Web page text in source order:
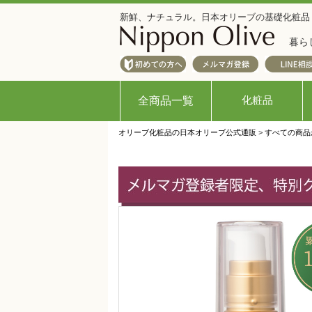
新鮮、ナチュラル。日本オリーブの基礎化粧
暮ら
全商品一覧 化粧品
オリーブ化粧品の日本オリーブ公式通販 > すべての商